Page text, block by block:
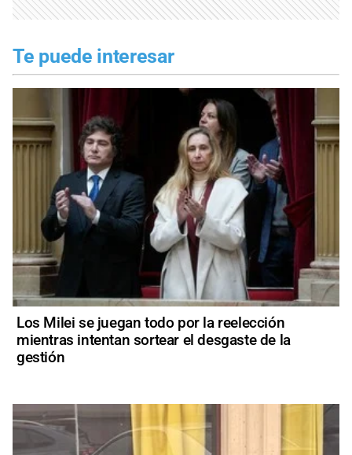
Te puede interesar
Los Milei se juegan todo por la reelección
mientras intentan sortear el desgaste de la
gestión